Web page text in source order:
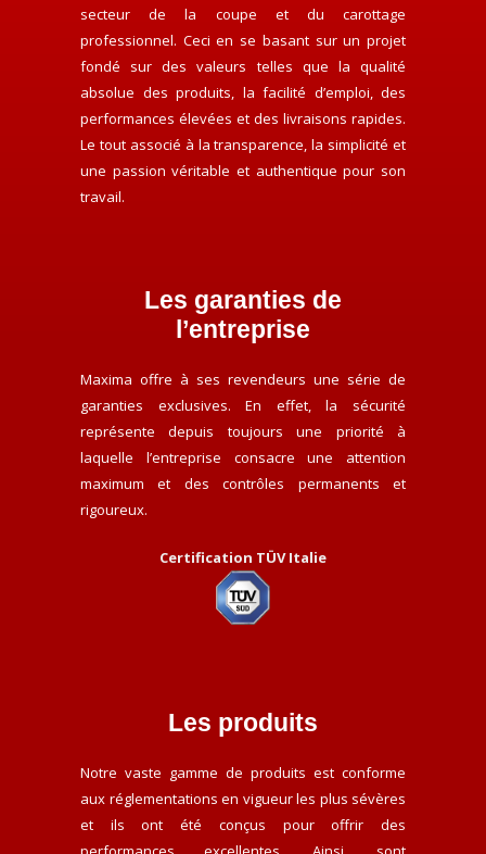
secteur de la coupe et du carottage
professionnel. Ceci en se basant sur un projet
fondé sur des valeurs telles que la qualité
absolue des produits, la facilité d’emploi, des
performances élevées et des livraisons rapides.
Le tout associé à la transparence, la simplicité et
une passion véritable et authentique pour son
travail.
Les garanties de
l’entreprise
Maxima offre à ses revendeurs une série de
garanties exclusives. En effet, la sécurité
représente depuis toujours une priorité à
laquelle l’entreprise consacre une attention
maximum et des contrôles permanents et
rigoureux.
Certification TÜV Italie
Les produits
Notre vaste gamme de produits est conforme
aux réglementations en vigueur les plus sévères
et ils ont été conçus pour offrir des